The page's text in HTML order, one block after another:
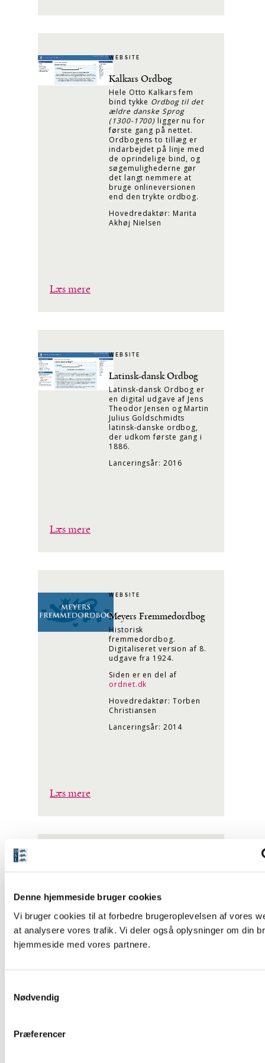
Denne hjemmeside bruger cookies
Vi bruger cookies til at forbedre brugeroplevelsen af vores
at analysere vores trafik. Vi deler også oplysninger om din
hjemmeside med vores partnere.
Nødvendig
Præferencer
WEBSITE
Kalkars Ordbog
Hele Otto Kalkars fem
bind tykke Ordbog til det
ældre danske Sprog
(1300-1700) ligger nu for
første gang på nettet.
Ordbogens to tillæg er
indarbejdet på linje med
de oprindelige bind, og
søgemulighederne gør
det langt nemmere at
bruge onlineversionen
end den trykte ordbog.
Hovedredaktør: Marita
Akhøj Nielsen
Læs mere
WEBSITE
Latinsk-dansk Ordbog
Latinsk-dansk Ordbog er
en digital udgave af Jens
Theodor Jensen og Martin
Julius Goldschmidts
latinsk-danske ordbog,
der udkom første gang i
1886.
Lanceringsår: 2016
Læs mere
WEBSITE
Meyers Fremmedordbog
Historisk
fremmedordbog.
Digitaliseret version af 8.
udgave fra 1924.
Siden er en del af
ordnet.dk
Hovedredaktør: Torben
Christiansen
Lanceringsår: 2014
Læs mere
Moths Ordbog
udarbejdet omkring år
1700 og beskriver
datidens hverdagssprog.
Dansk er i centrum, men
følges af latinske
forklaringer. Der er ca.